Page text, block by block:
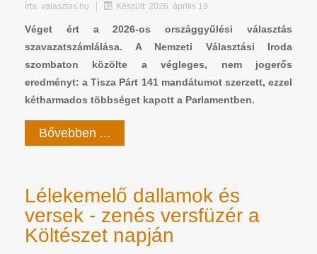
Írta: valasztas.hu Készült: 2026. április 19.
Véget ért a 2026-os országgyűlési választás
szavazatszámlálása. A Nemzeti Választási Iroda
szombaton közölte a végleges, nem jogerős
eredményt: a Tisza Párt 141 mandátumot szerzett, ezzel
kétharmados többséget kapott a Parlamentben.
Bővebben ...
Lélekemelő dallamok és
versek - zenés versfüzér a
Költészet napján